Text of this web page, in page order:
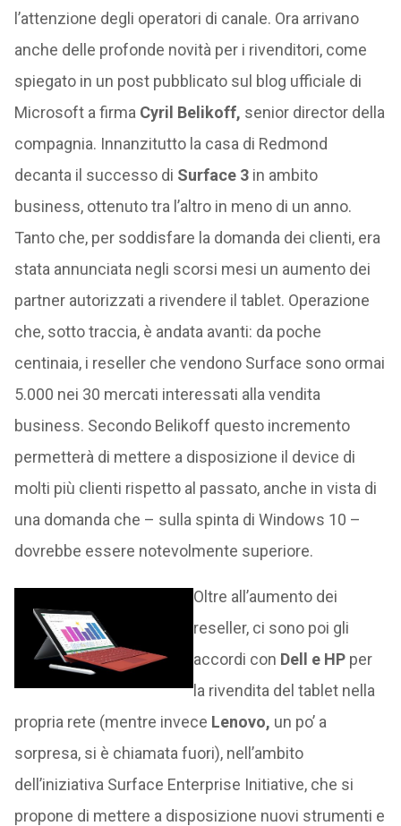
l’attenzione degli operatori di canale. Ora arrivano
anche delle profonde novità per i rivenditori, come
spiegato in un post pubblicato sul blog ufficiale di
Microsoft a firma Cyril Belikoff, senior director della
compagnia. Innanzitutto la casa di Redmond
decanta il successo di Surface 3 in ambito
business, ottenuto tra l’altro in meno di un anno.
Tanto che, per soddisfare la domanda dei clienti, era
stata annunciata negli scorsi mesi un aumento dei
partner autorizzati a rivendere il tablet. Operazione
che, sotto traccia, è andata avanti: da poche
centinaia, i reseller che vendono Surface sono ormai
5.000 nei 30 mercati interessati alla vendita
business. Secondo Belikoff questo incremento
permetterà di mettere a disposizione il device di
molti più clienti rispetto al passato, anche in vista di
una domanda che – sulla spinta di Windows 10 –
dovrebbe essere notevolmente superiore.
Oltre all’aumento dei
reseller, ci sono poi gli
accordi con Dell e HP per
la rivendita del tablet nella
propria rete (mentre invece Lenovo, un po’ a
sorpresa, si è chiamata fuori), nell’ambito
dell’iniziativa Surface Enterprise Initiative, che si
propone di mettere a disposizione nuovi strumenti e